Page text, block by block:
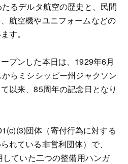
るデルタ航空の歴史と、民間
航空機やユニフォームなどの
す。
プンした本日は、1929年6月
らミシシッピー州ジャクソン
以来、85周年の記念日となり
団体（寄付行為に対する
れている非営利団体）で、
ていた二つの整備用ハンガ